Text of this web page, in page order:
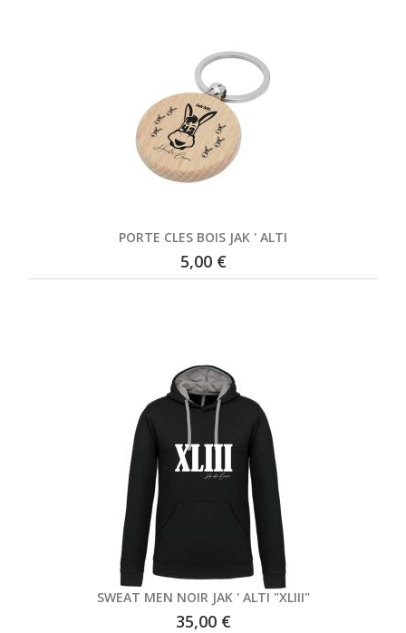
PORTE CLES BOIS JAK ' ALTI
5,00 €
SWEAT MEN NOIR JAK ' ALTI "XLIII"
35,00 €